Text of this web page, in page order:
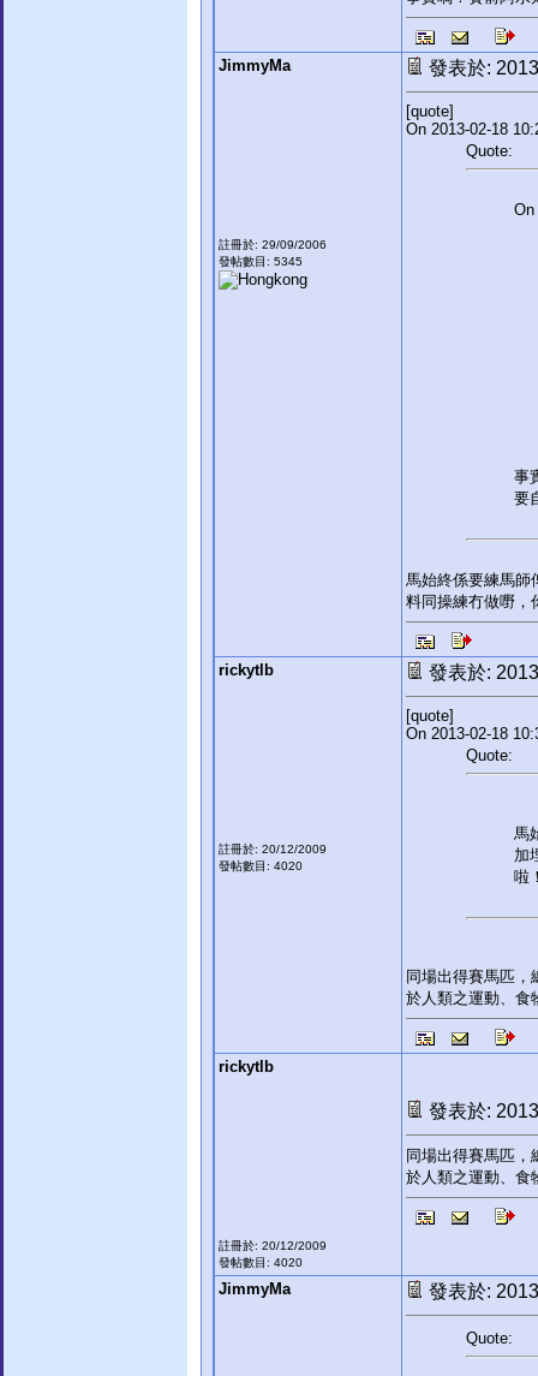
JimmyMa
註冊於: 29/09/2006
發帖數目: 5345
發表於:
[quote]
On 2013-02-18
Quote:
On
事
要
馬始終係要練馬師
料同操練冇做嘢，
rickytlb
註冊於: 20/12/2009
發帖數目: 4020
發表於:
[quote]
On 2013-02-18
Quote:
馬
加
啦
同場出得賽馬匹
於人類之運動、食
rickytlb
註冊於: 20/12/2009
發帖數目: 4020
發表於:
同場出得賽馬匹
於人類之運動、食
JimmyMa 發表於:
Quote: